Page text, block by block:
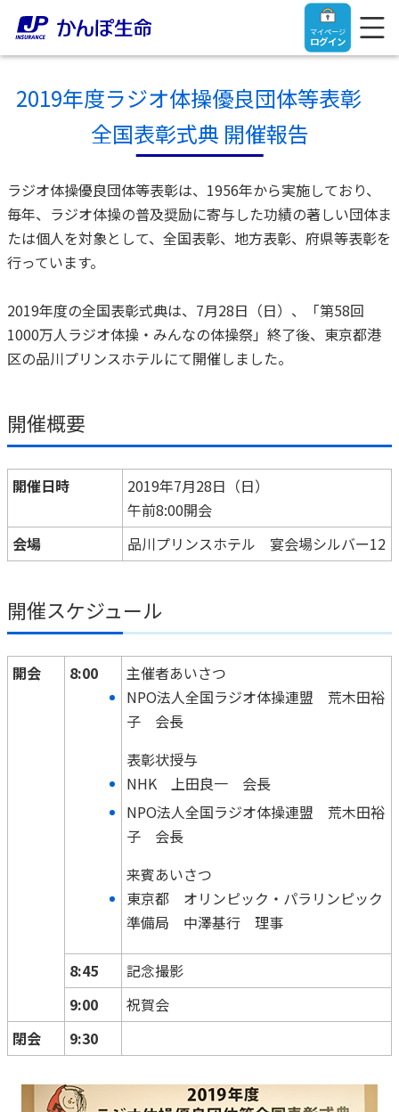
マイページ
ログイン
ご契約者さま
ご契約者さま
マイページログイン
お手続き一覧
きっかけ・できごとから探す
マイページでできること
新規登録
ご契約内容の確認
お客さまに関する情報等の確認の取り組み
かんぽプラチナライフサービス
ご契約のしおり・約款（Web約款）
保険用語集
お問い合わせ
保険をご検討中のお客さま
保険をご検討中のお客さま
終身保険
定期保険
長寿支援保険
資料請求
保険の探し方のポイント
これからのライフイベントでかかる費用とは？
ご契約手続きの流れ
保険料のお払込方法
保険用語集
お問い合わせ
法人のお客さま
法人のお客さま向け商品一覧
目的から探す
お役立ち情報
かんぽ生命の団体取扱い
法人向け資料請求
お問い合わせ先
かんぽのLifeサポートナビ
医療
お金
子育て
ライフプラン
かんぽアプリ～かんぽの健康と安心を手のひらに～
すこやか健康ラボ
かんぽ生命について
かんぽ生命について
経営理念・経営戦略
財務情報
株主・投資家のみなさまへ
日本郵政グループとしての取り組み
CM・オウンドメディア／ソーシャルメディア
かんぽブランド
かんぽ生命のサステナビリティ
よくあるご質問
お問い合わせ
2019年度ラジオ体操優良団体等表彰
全国表彰式典 開催報告
ラジオ体操優良団体等表彰は、1956年から実施しており、
毎年、ラジオ体操の普及奨励に寄与した功績の著しい団体ま
たは個人を対象として、全国表彰、地方表彰、府県等表彰を
行っています。
2019年度の全国表彰式典は、7月28日（日）、「第58回
1000万人ラジオ体操・みんなの体操祭」終了後、東京都港
区の品川プリンスホテルにて開催しました。
開催概要
開催日時
2019年7月28日（日）
午前8:00開会
会場
品川プリンスホテル 宴会場シルバー12
開催スケジュール
開会 8:00
主催者あいさつ
NPO法人全国ラジオ体操連盟 荒木田裕
子 会長
表彰状授与
NHK 上田良一 会長
NPO法人全国ラジオ体操連盟 荒木田裕
子 会長
来賓あいさつ
東京都 オリンピック・パラリンピック
準備局 中澤基行 理事
8:45
記念撮影
9:00
祝賀会
閉会
9:30